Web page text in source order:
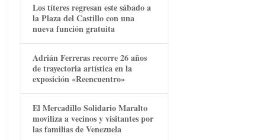
Los títeres regresan este sábado a
la Plaza del Castillo con una
nueva función gratuita
Adrián Ferreras recorre 26 años
de trayectoria artística en la
exposición «Reencuentro»
El Mercadillo Solidario Maralto
moviliza a vecinos y visitantes por
las familias de Venezuela